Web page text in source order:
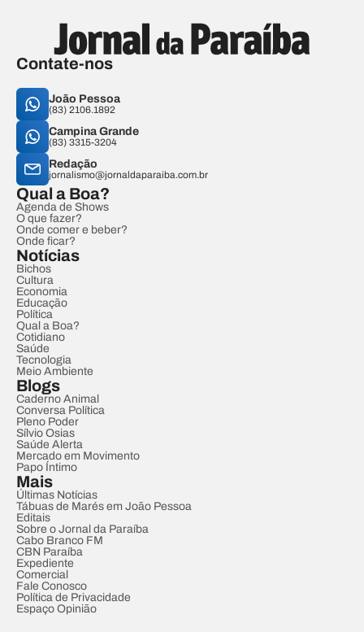
Contate-nos
João Pessoa
(83) 2106.1892
Campina Grande
(83) 3315-3204
Redação
jornalismo@jornaldaparaiba.com.br
Qual a Boa?
Agenda de Shows
O que fazer?
Onde comer e beber?
Onde ficar?
Notícias
Bichos
Cultura
Economia
Educação
Política
Qual a Boa?
Cotidiano
Saúde
Tecnologia
Meio Ambiente
Blogs
Caderno Animal
Conversa Política
Pleno Poder
Sílvio Osias
Saúde Alerta
Mercado em Movimento
Papo Íntimo
Mais
Últimas Notícias
Tábuas de Marés em João Pessoa
Editais
Sobre o Jornal da Paraíba
Cabo Branco FM
CBN Paraíba
Expediente
Comercial
Fale Conosco
Política de Privacidade
Espaço Opinião